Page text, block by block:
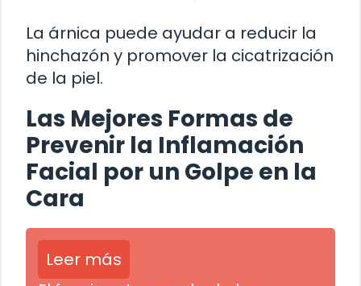
La árnica puede ayudar a reducir la
hinchazón y promover la cicatrización
de la piel.
Las Mejores Formas de
Prevenir la Inflamación
Facial por un Golpe en la
Cara
Leer más